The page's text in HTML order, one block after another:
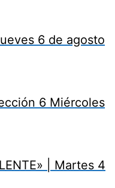
6 de agosto
6 Miércoles
| Martes 4